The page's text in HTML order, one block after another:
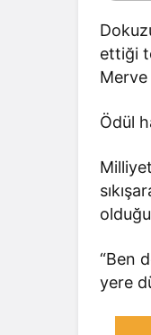
ettiği
Ödül
“Ben
yere